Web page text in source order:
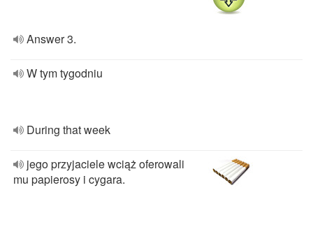
Answer 3.
W tym tygodniu
During that week
jego przyjaciele wciąż oferowali
mu papierosy i cygara.